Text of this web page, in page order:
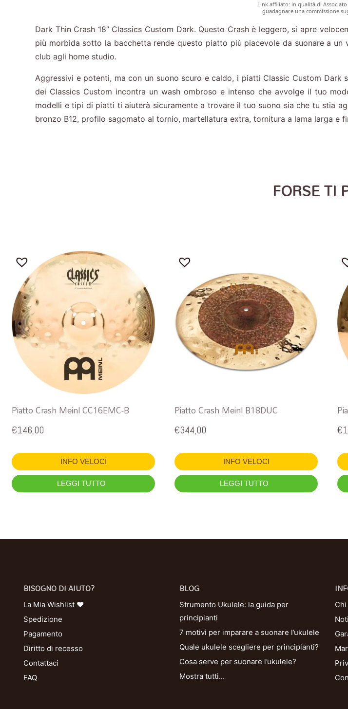
Link affiliato: in qualità di
guadagnare una commissione
Dark Thin Crash 18” Classics Custom Dark. Questo Crash è leggero, si apre
più morbida sotto la bacchetta rende questo piatto più piacevole da suonare a
club agli home studio.
Aggressivi e potenti, ma con un suono scuro e caldo, i piatti Classic Custom
dei Classics Custom incontra un wash ombroso e intenso che avvolge il tuo
modelli e tipi di piatti ti aiuterà sicuramente a trovare il tuo suono sia che tu stia
bronzo B12, profilo sagomato al tornio, martellatura extra, tornitura a lama larga e
FORSE TI
Piatto Crash Meinl CC16EMC-B
€146,00
INFO VELOCI
LEGGI TUTTO
Piatto Crash Meinl B18DUC
€344,00
INFO VELOCI
LEGGI TUTTO
€
BISOGNO DI AIUTO?
La Mia Wishlist ❤
Spedizione
Pagamento
Diritto di recesso
Contattaci
FAQ
BLOG
Strumento Ukulele: la guida per
principianti
7 motivi per imparare a suonare l’ukulele
Quale ukulele scegliere per principianti?
Cosa serve per suonare l’ukulele?
Mostra tutti…